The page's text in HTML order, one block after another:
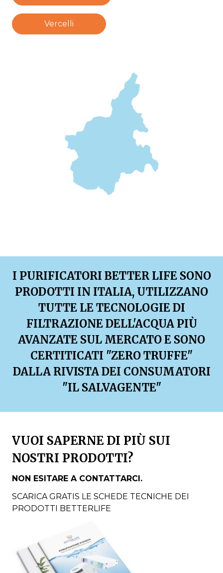
Vercelli
I PURIFICATORI BETTER LIFE SONO
PRODOTTI IN ITALIA, UTILIZZANO
TUTTE LE TECNOLOGIE DI
FILTRAZIONE DELL'ACQUA PIÙ
AVANZATE SUL MERCATO E SONO
CERTITICATI "ZERO TRUFFE"
DALLA RIVISTA DEI CONSUMATORI
"IL SALVAGENTE"
VUOI SAPERNE DI PIÙ SUI
NOSTRI PRODOTTI?
NON ESITARE A CONTATTARCI.
SCARICA GRATIS LE SCHEDE TECNICHE DEI
PRODOTTI BETTERLIFE